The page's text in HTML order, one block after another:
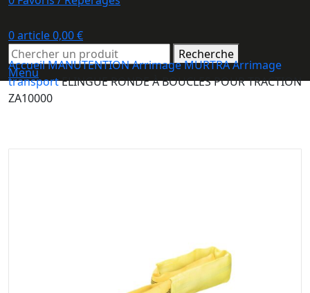
0article0,00€
Recherche
Menu
AccueilMANUTENTIONArrimage MURTRAArrimage
transportELINGUE RONDE À BOUCLES POUR TRACTION
ZA10000